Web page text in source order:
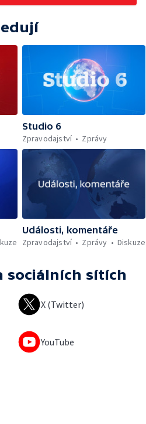
Studio 6
Zpravodajství
Zprávy
Události, komentáře
Zpravodajství
Zprávy Diskuze
sociálních sítích
X (Twitter)
YouTube